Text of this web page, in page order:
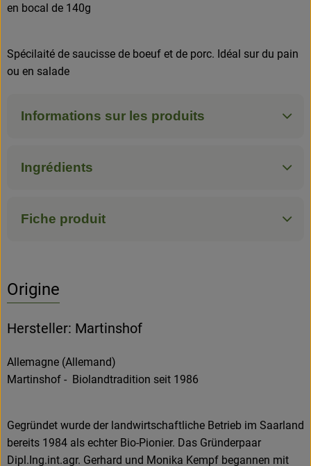
en bocal de 140g
Spécilaité de saucisse de boeuf et de porc. Idéal sur du pain
ou en salade
Informations sur les produits
Ingrédients
Fiche produit
Origine
Hersteller: Martinshof
Allemagne (Allemand)
Martinshof - Biolandtradition seit 1986
Gegründet wurde der landwirtschaftliche Betrieb im Saarland
bereits 1984 als echter Bio-Pionier. Das Gründerpaar
Dipl.Ing.int.agr. Gerhard und Monika Kempf begannen mit